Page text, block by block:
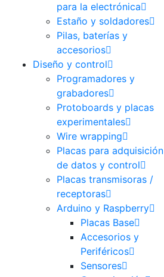
para la electrónica
Estaño y soldadores
Pilas, baterías y
accesorios
Diseño y control
Programadores y
grabadores
Protoboards y placas
experimentales
Wire wrapping
Placas para adquisición
de datos y control
Placas transmisoras /
receptoras
Arduino y Raspberry
Placas Base
Accesorios y
Periféricos
Sensores